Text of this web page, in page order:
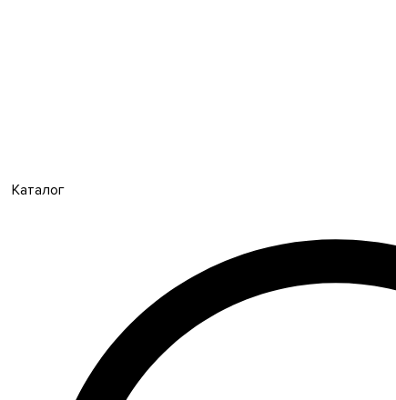
Каталог